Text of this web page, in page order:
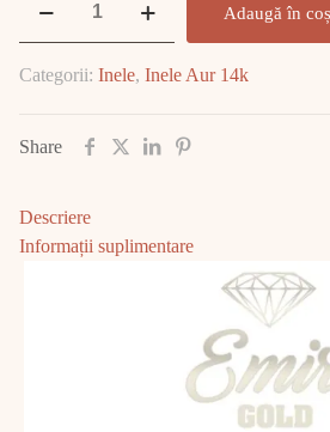
14K
E1902
Adaugă în coș
Categorii: Inele, Inele Aur 14k
Share
Descriere
Informații suplimentare